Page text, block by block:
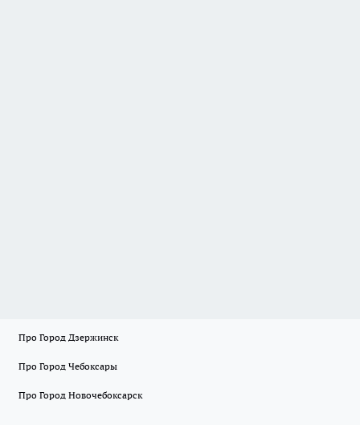
Про Город Дзержинск
Про Город Чебоксары
Про Город Новочебоксарск